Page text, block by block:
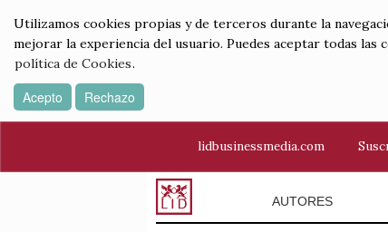
Utilizamos cookies propias y de terceros durante la
mejorar la experiencia del usuario. Puedes aceptar todas
política de Cookies.
Acepto Rechazo
lidbusinessmedia.com
AUTORES